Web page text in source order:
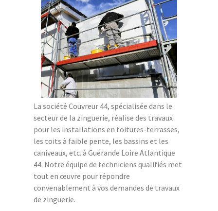
La société Couvreur 44, spécialisée dans le
secteur de la zinguerie, réalise des travaux
pour les installations en toitures-terrasses,
les toits à faible pente, les bassins et les
caniveaux, etc. à Guérande Loire Atlantique
44. Notre équipe de techniciens qualifiés met
tout en œuvre pour répondre
convenablement à vos demandes de travaux
de zinguerie.